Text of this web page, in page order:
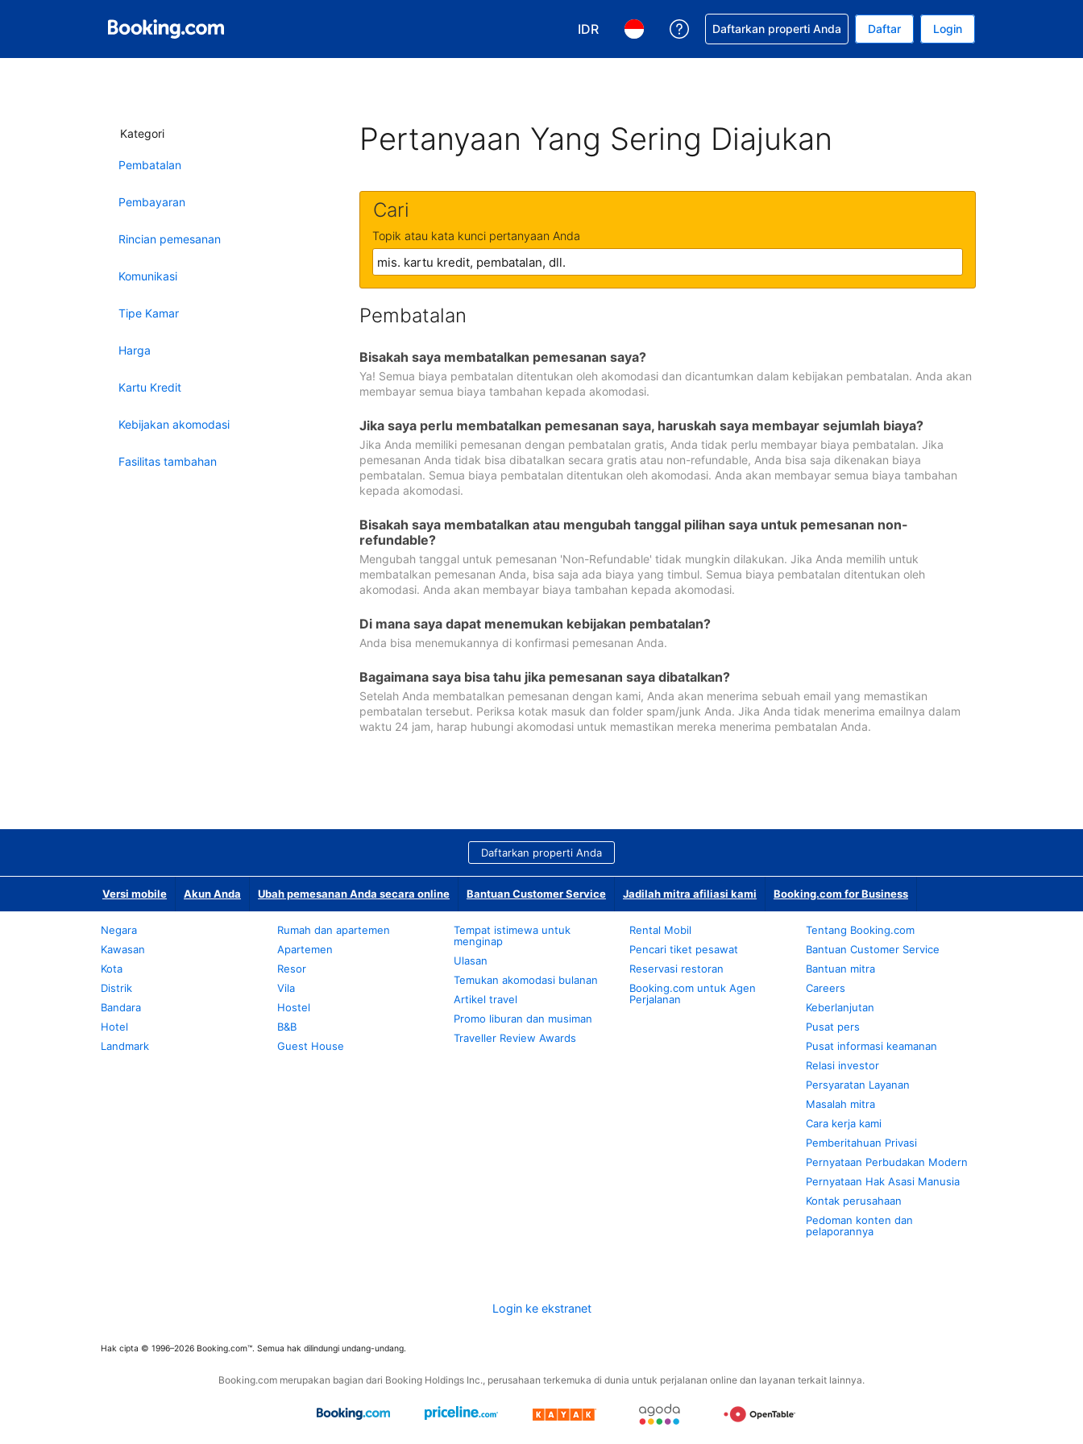
IDR
Pilih mata uang Anda. Mata uang Anda saat ini adalah Rupiah Indonesia
Pilih bahasa Anda. Bahasa Anda saat ini adalah Bahasa Indonesia
Dapatkan bantuan untuk pemesanan Anda
Daftarkan properti Anda Daftar Login
Kategori
Pembatalan
Pembayaran
Rincian pemesanan
Komunikasi
Tipe Kamar
Harga
Kartu Kredit
Kebijakan akomodasi
Fasilitas tambahan
Pertanyaan Yang Sering Diajukan
Cari
Topik atau kata kunci pertanyaan Anda
Pembatalan
Bisakah saya membatalkan pemesanan saya?
Ya! Semua biaya pembatalan ditentukan oleh akomodasi dan dicantumkan dalam kebijakan pembatalan. Anda akan
membayar semua biaya tambahan kepada akomodasi.
Jika saya perlu membatalkan pemesanan saya, haruskah saya membayar sejumlah biaya?
Jika Anda memiliki pemesanan dengan pembatalan gratis, Anda tidak perlu membayar biaya pembatalan. Jika
pemesanan Anda tidak bisa dibatalkan secara gratis atau non-refundable, Anda bisa saja dikenakan biaya
pembatalan. Semua biaya pembatalan ditentukan oleh akomodasi. Anda akan membayar semua biaya tambahan
kepada akomodasi.
Bisakah saya membatalkan atau mengubah tanggal pilihan saya untuk pemesanan non-
refundable?
Mengubah tanggal untuk pemesanan 'Non-Refundable' tidak mungkin dilakukan. Jika Anda memilih untuk
membatalkan pemesanan Anda, bisa saja ada biaya yang timbul. Semua biaya pembatalan ditentukan oleh
akomodasi. Anda akan membayar biaya tambahan kepada akomodasi.
Di mana saya dapat menemukan kebijakan pembatalan?
Anda bisa menemukannya di konfirmasi pemesanan Anda.
Bagaimana saya bisa tahu jika pemesanan saya dibatalkan?
Setelah Anda membatalkan pemesanan dengan kami, Anda akan menerima sebuah email yang memastikan
pembatalan tersebut. Periksa kotak masuk dan folder spam/junk Anda. Jika Anda tidak menerima emailnya dalam
waktu 24 jam, harap hubungi akomodasi untuk memastikan mereka menerima pembatalan Anda.
Daftarkan properti Anda
Versi mobile Akun Anda Ubah pemesanan Anda secara online Bantuan Customer Service Jadilah mitra afiliasi kami Booking.com for Business
Negara
Kawasan
Kota
Distrik
Bandara
Hotel
Landmark
Rumah dan apartemen
Apartemen
Resor
Vila
Hostel
B&B
Guest House
Tempat istimewa untuk
menginap
Ulasan
Temukan akomodasi bulanan
Artikel travel
Promo liburan dan musiman
Traveller Review Awards
Rental Mobil
Pencari tiket pesawat
Reservasi restoran
Booking.com untuk Agen
Perjalanan
Tentang Booking.com
Bantuan Customer Service
Bantuan mitra
Careers
Keberlanjutan
Pusat pers
Pusat informasi keamanan
Relasi investor
Persyaratan Layanan
Masalah mitra
Cara kerja kami
Pemberitahuan Privasi
Pernyataan Perbudakan Modern
Pernyataan Hak Asasi Manusia
Kontak perusahaan
Pedoman konten dan
pelaporannya
Login ke ekstranet
Hak cipta © 1996–2026 Booking.com™. Semua hak dilindungi undang-undang.
Booking.com merupakan bagian dari Booking Holdings Inc., perusahaan terkemuka di dunia untuk perjalanan online dan layanan terkait lainnya.